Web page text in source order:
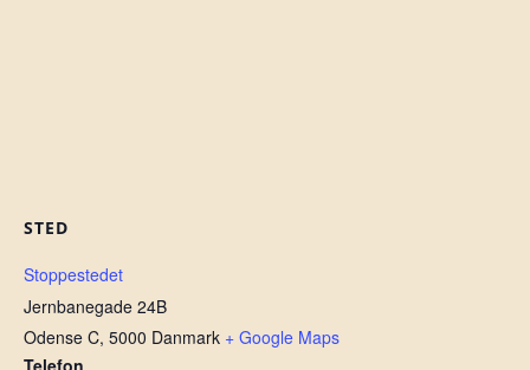
STED
Stoppestedet
Jernbanegade 24B
Odense C, 5000 Danmark + Google Maps